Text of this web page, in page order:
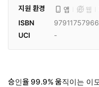
지원 환경
앱 웹
ISBN
UCI
-
승인율 99.9% 움직이는 이